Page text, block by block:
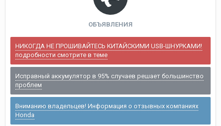
ОБЪЯВЛЕНИЯ
НИКОГДА НЕ ПРОШИВАЙТЕСЬ КИТАЙСКИМИ USB-ШНУРКАМИ!
подробности смотрите в теме
Исправный аккумулятор в 95% случаев решает большинство
проблем
Вниманию владельцев! Информация о отзывных компаниях
Honda